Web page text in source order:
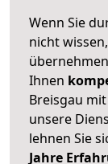
Wenn Sie
nicht
Ihnen
Breisgau
unsere
lehnen Sie
Jahre